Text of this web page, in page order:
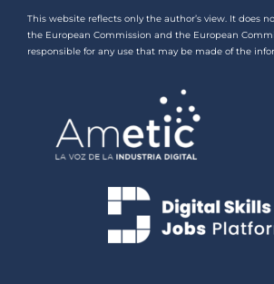
This website reflects only the author’s view. It does
the European Commission and the European
responsible for any use that may be made of the